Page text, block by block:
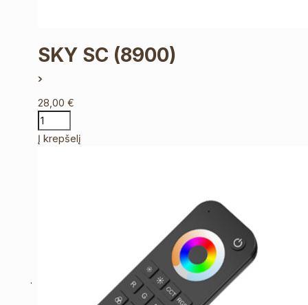
SKY SC (8900)
28,00€
Į krepšelį